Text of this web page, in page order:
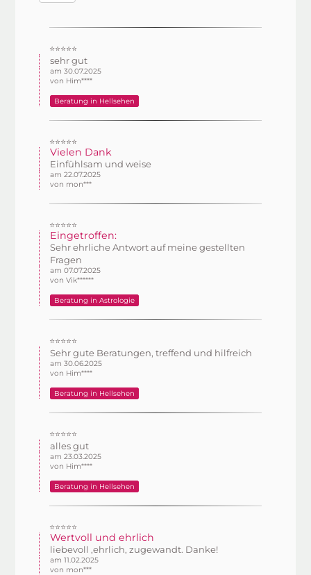
⭐⭐⭐⭐⭐
sehr gut
am 30.07.2025
von Him****
Beratung in Hellsehen
⭐⭐⭐⭐⭐
Vielen Dank
Einfühlsam und weise
am 22.07.2025
von mon***
⭐⭐⭐⭐⭐
Eingetroffen:
Sehr ehrliche Antwort auf meine gestellten
Fragen
am 07.07.2025
von Vik******
Beratung in Astrologie
⭐⭐⭐⭐⭐
Sehr gute Beratungen, treffend und hilfreich
am 30.06.2025
von Him****
Beratung in Hellsehen
⭐⭐⭐⭐⭐
alles gut
am 23.03.2025
von Him****
Beratung in Hellsehen
⭐⭐⭐⭐⭐
Wertvoll und ehrlich
liebevoll ,ehrlich, zugewandt. Danke!
am 11.02.2025
von mon***